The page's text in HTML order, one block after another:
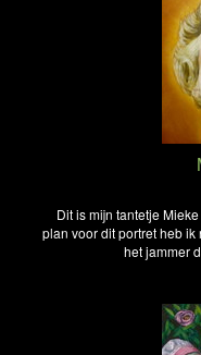
Dit is mijn tantetje
plan voor dit portret heb
het jammer